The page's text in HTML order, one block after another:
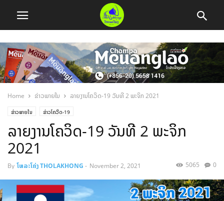
Home ຂ່າວພາຍໃນ ລາຍງານໂຄວິດ-19 ວັນທີ 2 ພະຈິກ 2021
ຂ່າວພາຍໃນ ຂ່າວໂຄວິດ-19
ລາຍງານໂຄວິດ-19 ວັນທີ 2 ພະຈິກ
2021
By ໂທລະໂຄ່ງ THOLAKHONG - November 2, 2021 0
5065